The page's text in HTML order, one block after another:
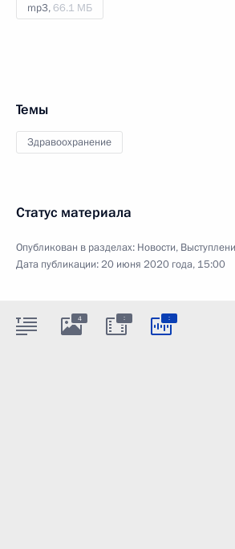
mp3,66.1 МБ
Темы
Здравоохранение
Статус материала
Опубликован в разделах: Новости,
Дата публикации:20 июня 2020 года, 15:00
4 : :